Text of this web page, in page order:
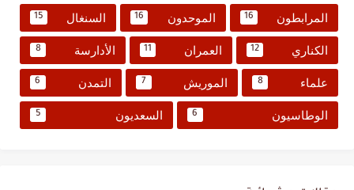
المرابطون 16 الموحدون 16 السنغال 15
الكناري 12 العمران 11 الأدارسة 8
علماء 8 الموريش 7 التمدن 6
الوطاسيون 6 السعديون 5